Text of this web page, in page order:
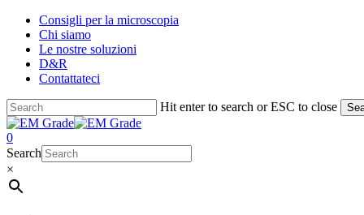
Skip
main
content
Consigli per la microscopia
Chi siamo
Le nostre soluzioni
D&R
Contattateci
Hit enter to search or ESC to close
Close
Search
account
0
Menu
Search
×